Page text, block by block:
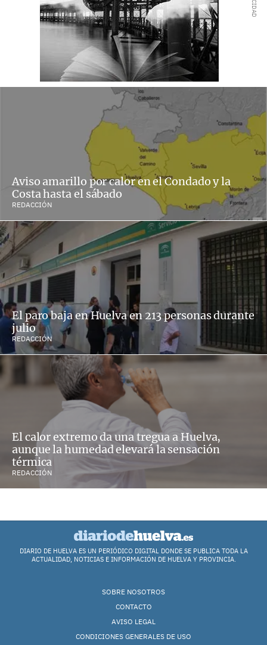
Aviso amarillo por calor en el Condado y la
Costa hasta el sábado
REDACCIÓN
El paro baja en Huelva en 213 personas durante
julio
REDACCIÓN
El calor extremo da una tregua a Huelva,
aunque la humedad elevará la sensación
térmica
REDACCIÓN
DIARIO DE HUELVA ES UN PERIÓDICO DIGITAL DONDE SE PUBLICA TODA LA
ACTUALIDAD, NOTICIAS E INFORMACIÓN DE HUELVA Y PROVINCIA.
SOBRE NOSOTROS
CONTACTO
AVISO LEGAL
CONDICIONES GENERALES DE USO